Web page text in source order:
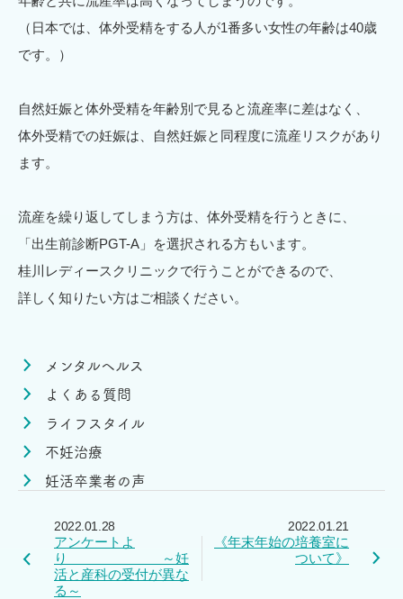
（日本では、体外受精をする人が1番多い女性の年齢は40歳
です。）
自然妊娠と体外受精を年齢別で見ると流産率に差はなく、
体外受精での妊娠は、自然妊娠と同程度に流産リスクがあり
ます。
流産を繰り返してしまう方は、体外受精を行うときに、
「出生前診断PGT-A」を選択される方もいます。
桂川レディースクリニックで行うことができるので、
詳しく知りたい方はご相談ください。
メンタルヘルス
よくある質問
ライフスタイル
不妊治療
妊活卒業者の声
2022.01.28
アンケートよ
り ～妊
活と産科の受付が異な
る～
2022.01.21
《年末年始の培養室に
ついて》